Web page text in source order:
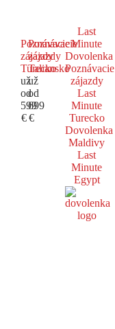
Poznávacie
zájazdy
Turecko
už
od
599
€
Poznávacie
zájazdy
Taliansko
už
od
699
€
Last
Minute
Dovolenka
Poznávacie
zájazdy
Last
Minute
Turecko
Dovolenka
Maldivy
Last
Minute
Egypt